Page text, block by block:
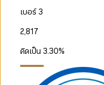
เบอร์ 3
2,817
คิดเป็น 3.30%